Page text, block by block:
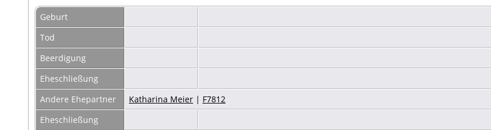
Geburt
Tod
Beerdigung
Eheschließung
Andere Ehepartner
Katharina Meier | F7812
Eheschließung